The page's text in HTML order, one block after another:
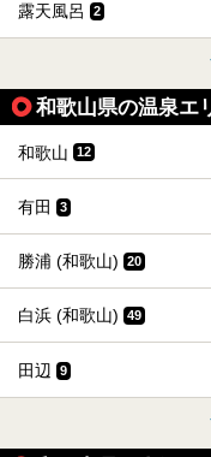
露天風呂 2
和歌山県の温泉エ
和歌山 12
有田 3
勝浦 (和歌山) 20
白浜 (和歌山) 49
田辺 9